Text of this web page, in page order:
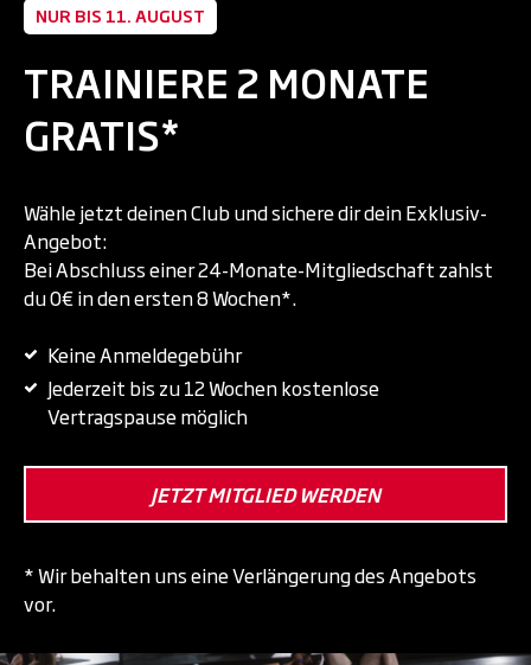
NUR BIS 11. AUGUST
TRAINIERE 2 MONATE
GRATIS*
Wähle jetzt deinen Club und sichere dir dein Exklusiv-
Angebot:
Bei Abschluss einer 24-Monate-Mitgliedschaft zahlst
du 0€ in den ersten 8 Wochen*.
Keine Anmeldegebühr
Jederzeit bis zu 12 Wochen kostenlose
Vertragspause möglich
JETZT MITGLIED WERDEN
* Wir behalten uns eine Verlängerung des Angebots
vor.